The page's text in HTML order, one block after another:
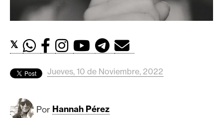
r
c
d
o
s
B
𝕏
Jueves, 10 de Noviembre, 2022
Por Hannah Pérez